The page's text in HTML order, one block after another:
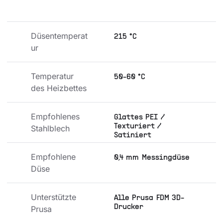
Düsentemperat
ur
215 °C
Temperatur
des Heizbettes
50-60 °C
Empfohlenes
Stahlblech
Glattes PEI /
Texturiert /
Satiniert
Empfohlene
Düse
0,4 mm Messingdüse
Unterstützte
Prusa
Alle Prusa FDM 3D-
Drucker